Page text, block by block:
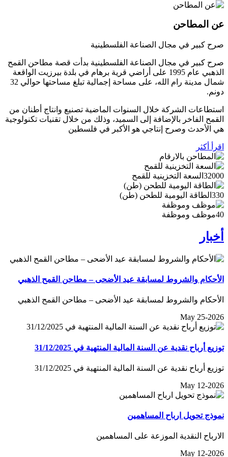
عن المطاحن
صرح كبير في مجال الصناعة الفلسطينية
صرح كبير في مجال الصناعة الفلسطينية بدأت قصة مطاحن القمح
الذهبي عام 1995 على أراضي قرية برهام في بلدة بيرزيت الواقعة
شمال مدينة رام الله، على مساحة إجمالية تبلغ مساحتها حوالي 32
دونم.
استطاعات الشركة خلال السنوات الماضية تصنيع وانتاج أطنان من
القمح الفاخر بالإضافة إلى السميد، وذلك من خلال تقنيات تكنولوجية
هي الأحدث وصرح إنتاجي هو الأكبر في فلسطين
اقرأ أكثر
32000 السعة التخزينية للقمح
330 الطاقة اليومية للطحن (طن)
40موظف وموظفة
أخبار
الأحكام والشروط لمسابقة عيد الأضحى – مطاحن القمح الذهبي
الأحكام والشروط لمسابقة عيد الأضحى – مطاحن القمح الذهبي
May 25-2026
توزيع أرباح نقدية عن السنة المالية المنتهية في 31/12/2025
توزيع أرباح نقدية عن السنة المالية المنتهية في 31/12/2025
May 12-2026
نموذج تحويل ارباح المساهمين
الارباح النقدية الموزعة على المساهمين
May 12-2026